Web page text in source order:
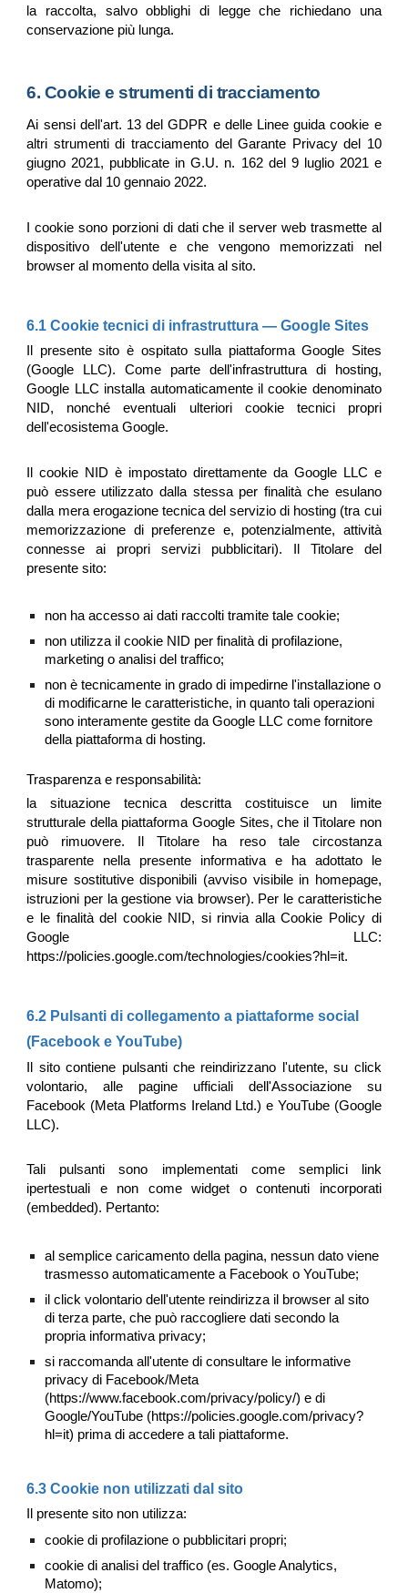
la raccolta, salvo obblighi di legge che richiedano una
conservazione più lunga.
6. Cookie e strumenti di tracciamento
Ai sensi dell'art. 13 del GDPR e delle Linee guida cookie e
altri strumenti di tracciamento del Garante Privacy del 10
giugno 2021, pubblicate in G.U. n. 162 del 9 luglio 2021 e
operative dal 10 gennaio 2022.
I cookie sono porzioni di dati che il server web trasmette al
dispositivo dell'utente e che vengono memorizzati nel
browser al momento della visita al sito.
6.1 Cookie tecnici di infrastruttura — Google Sites
Il presente sito è ospitato sulla piattaforma Google Sites
(Google LLC). Come parte dell'infrastruttura di hosting,
Google LLC installa automaticamente il cookie denominato
NID, nonché eventuali ulteriori cookie tecnici propri
dell'ecosistema Google.
Il cookie NID è impostato direttamente da Google LLC e
può essere utilizzato dalla stessa per finalità che esulano
dalla mera erogazione tecnica del servizio di hosting (tra cui
memorizzazione di preferenze e, potenzialmente, attività
connesse ai propri servizi pubblicitari). Il Titolare del
presente sito:
non ha accesso ai dati raccolti tramite tale cookie;
non utilizza il cookie NID per finalità di profilazione,
marketing o analisi del traffico;
non è tecnicamente in grado di impedirne l'installazione o
di modificarne le caratteristiche, in quanto tali operazioni
sono interamente gestite da Google LLC come fornitore
della piattaforma di hosting.
Trasparenza e responsabilità:
la situazione tecnica descritta costituisce un limite
strutturale della piattaforma Google Sites, che il Titolare non
può rimuovere. Il Titolare ha reso tale circostanza
trasparente nella presente informativa e ha adottato le
misure sostitutive disponibili (avviso visibile in homepage,
istruzioni per la gestione via browser). Per le caratteristiche
e le finalità del cookie NID, si rinvia alla Cookie Policy di
Google LLC:
https://policies.google.com/technologies/cookies?hl=it.
6.2 Pulsanti di collegamento a piattaforme social
(Facebook e YouTube)
Il sito contiene pulsanti che reindirizzano l'utente, su click
volontario, alle pagine ufficiali dell'Associazione su
Facebook (Meta Platforms Ireland Ltd.) e YouTube (Google
LLC).
Tali pulsanti sono implementati come semplici link
ipertestuali e non come widget o contenuti incorporati
(embedded). Pertanto:
al semplice caricamento della pagina, nessun dato viene
trasmesso automaticamente a Facebook o YouTube;
il click volontario dell'utente reindirizza il browser al sito
di terza parte, che può raccogliere dati secondo la
propria informativa privacy;
si raccomanda all'utente di consultare le informative
privacy di Facebook/Meta
(https://www.facebook.com/privacy/policy/) e di
Google/YouTube (https://policies.google.com/privacy?
hl=it) prima di accedere a tali piattaforme.
6.3 Cookie non utilizzati dal sito
Il presente sito non utilizza:
cookie di profilazione o pubblicitari propri;
cookie di analisi del traffico (es. Google Analytics,
Matomo);